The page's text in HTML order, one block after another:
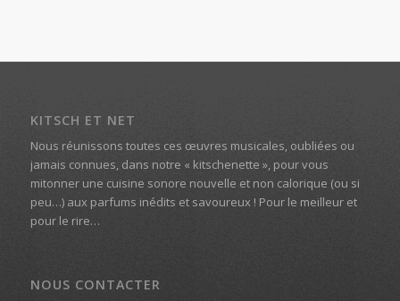
KITSCH ET NET
Nous réunissons toutes ces œuvres musicales, oubliées ou
jamais connues, dans notre « kitschenette », pour vous
mitonner une cuisine sonore nouvelle et non calorique (ou si
peu…) aux parfums inédits et savoureux ! Pour le meilleur et
pour le rire…
NOUS CONTACTER